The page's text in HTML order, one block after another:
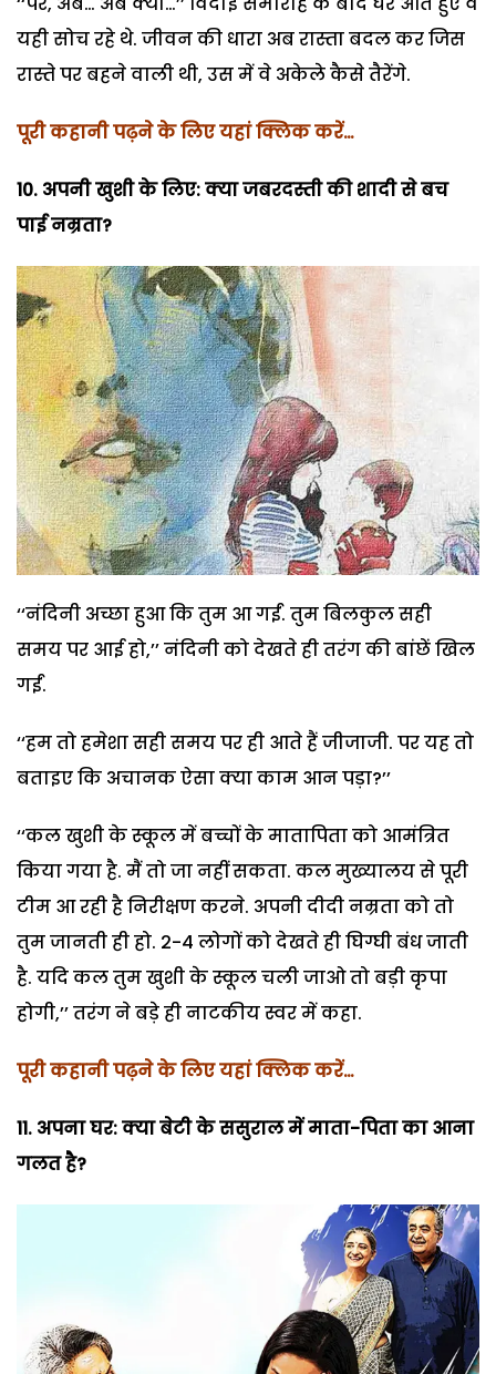
यही सोच रहे थे. जीवन की धारा अब रास्ता बदल कर जिस
रास्ते पर बहने वाली थी, उस में वे अकेले कैसे तैरेंगे.
पूरी कहानी पढ़ने के लिए यहां क्लिक करें…
10. अपनी खुशी के लिए: क्या जबरदस्ती की शादी से बच
पाई नम्रता?
‘‘नंदिनी अच्छा हुआ कि तुम आ गईं. तुम बिलकुल सही
समय पर आई हो,’’ नंदिनी को देखते ही तरंग की बांछें खिल
गईं.
‘‘हम तो हमेशा सही समय पर ही आते हैं जीजाजी. पर यह तो
बताइए कि अचानक ऐसा क्या काम आन पड़ा?’’
‘‘कल खुशी के स्कूल में बच्चों के मातापिता को आमंत्रित
किया गया है. मैं तो जा नहीं सकता. कल मुख्यालय से पूरी
टीम आ रही है निरीक्षण करने. अपनी दीदी नम्रता को तो
तुम जानती ही हो. 2-4 लोगों को देखते ही घिग्घी बंध जाती
है. यदि कल तुम खुशी के स्कूल चली जाओ तो बड़ी कृपा
होगी,’’ तरंग ने बड़े ही नाटकीय स्वर में कहा.
पूरी कहानी पढ़ने के लिए यहां क्लिक करें…
11. अपना घर: क्या बेटी के ससुराल में माता-पिता का आना
गलत है?